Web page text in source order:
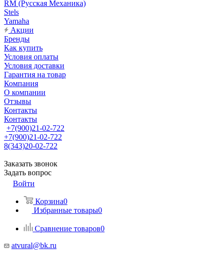
RM (Русская Механика)
Stels
Yamaha
Акции
Бренды
Как купить
Условия оплаты
Условия доставки
Гарантия на товар
Компания
О компании
Отзывы
Контакты
Контакты
+7(900)21-02-722
+7(900)21-02-722
8(343)20-02-722
Заказать звонок
Задать вопрос
Войти
Корзина0
Избранные товары0
Сравнение товаров0
atvural@bk.ru